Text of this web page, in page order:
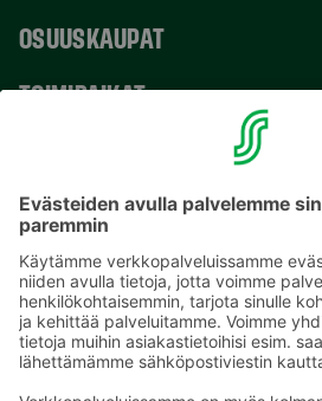
OSUUSKAUPAT
TOIMIPAIKAT
Sähköpostiosoitteet S-ryhmässä
etunimi.sukunimi@sok.fi